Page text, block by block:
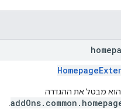
מבטל את ההגדרה